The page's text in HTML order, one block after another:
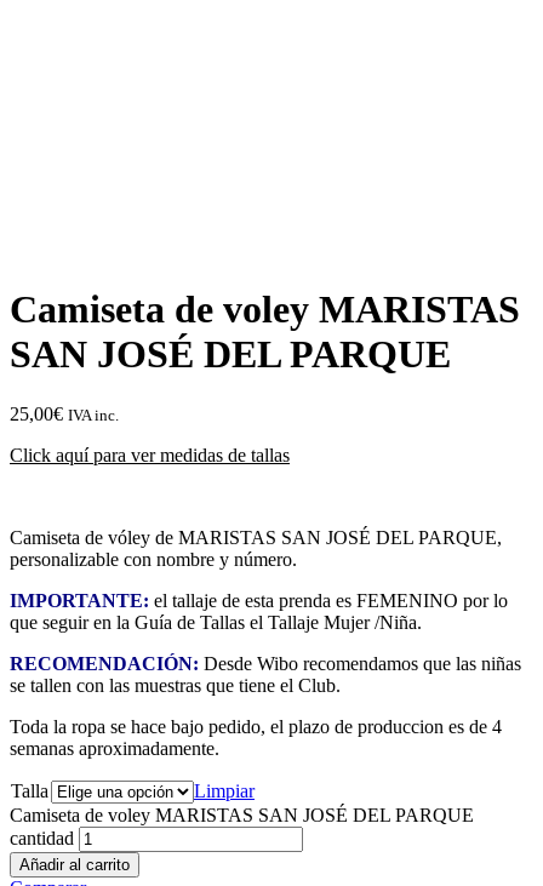
Camiseta de voley MARISTAS
SAN JOSÉ DEL PARQUE
25,00€ IVA inc.
Click aquí para ver medidas de tallas
Camiseta de vóley de MARISTAS SAN JOSÉ DEL PARQUE,
personalizable con nombre y número.
IMPORTANTE: el tallaje de esta prenda es FEMENINO por lo
que seguir en la Guía de Tallas el Tallaje Mujer /Niña.
RECOMENDACIÓN: Desde Wibo recomendamos que las niñas
se tallen con las muestras que tiene el Club.
Toda la ropa se hace bajo pedido, el plazo de produccion es de 4
semanas aproximadamente.
Talla
Limpiar
Camiseta de voley MARISTAS SAN JOSÉ DEL PARQUE
cantidad
Añadir al carrito